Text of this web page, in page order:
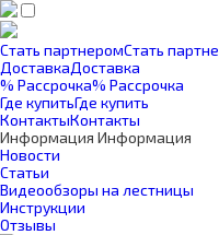
Стать партнеромСтать
ДоставкаДоставка
% Рассрочка% Рассрочка
Где купитьГде купить
КонтактыКонтакты
Информация Информация
Новости
Статьи
Видеообзоры на лестницы
Инструкции
Отзывы